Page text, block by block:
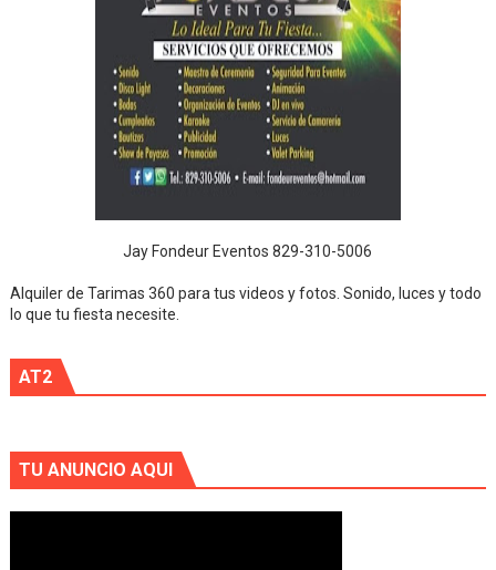
Jay Fondeur Eventos 829-310-5006
Alquiler de Tarimas 360 para tus videos y fotos. Sonido, luces y todo
lo que tu fiesta necesite.
AT2
TU ANUNCIO AQUI